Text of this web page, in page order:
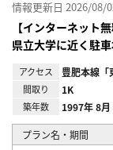
情報更新日 2026/08/
【インターネット
県立大学に近く駐
アクセス 豊肥本線「
間取り 1K
築年数 1997年 8月
プラン名・期間